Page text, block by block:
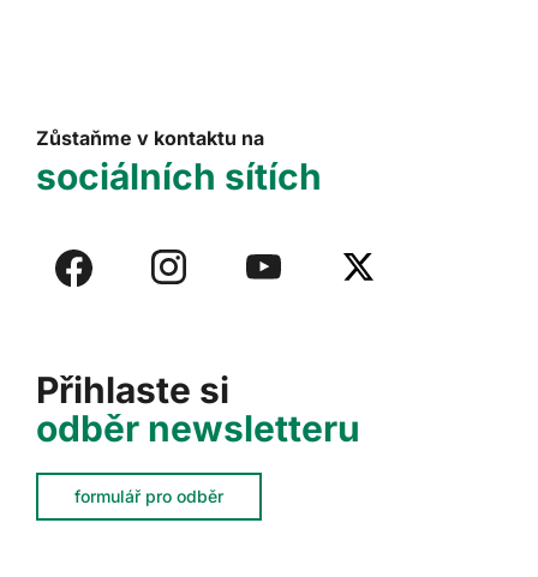
Přihlaste si
odběr newsletteru
formulář pro odběr
Zůstaňme v kontaktu na
sociálních sítích